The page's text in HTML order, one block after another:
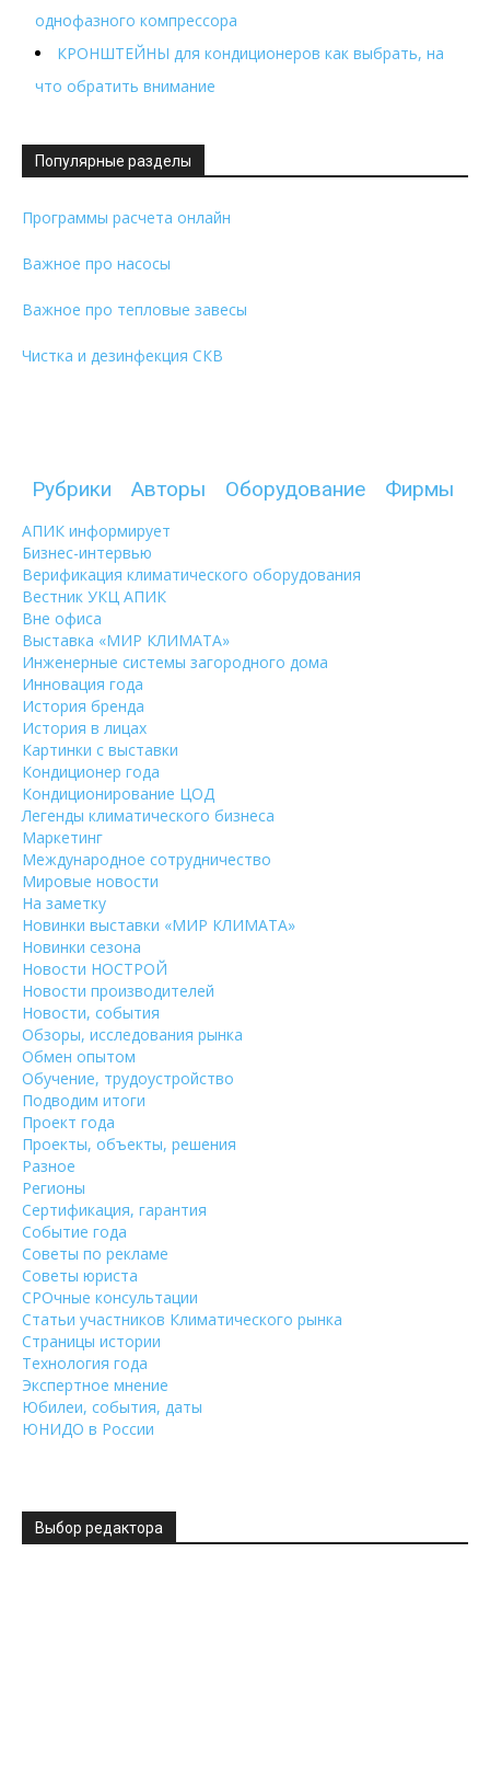
однофазного компрессора
КРОНШТЕЙНЫ для кондиционеров как выбрать, на
что обратить внимание
Популярные разделы
Программы расчета онлайн
Важное про насосы
Важное про тепловые завесы
Чистка и дезинфекция СКВ
Рубрики Авторы Оборудование Фирмы
АПИК информирует
Бизнес-интервью
Верификация климатического оборудования
Вестник УКЦ АПИК
Вне офиса
Выставка «МИР КЛИМАТА»
Инженерные системы загородного дома
Инновация года
История бренда
История в лицах
Картинки с выставки
Кондиционер года
Кондиционирование ЦОД
Легенды климатического бизнеса
Маркетинг
Международное сотрудничество
Мировые новости
На заметку
Новинки выставки «МИР КЛИМАТА»
Новинки сезона
Новости НОСТРОЙ
Новости производителей
Новости, события
Обзоры, исследования рынка
Обмен опытом
Обучение, трудоустройство
Подводим итоги
Проект года
Проекты, объекты, решения
Разное
Регионы
Сертификация, гарантия
Событие года
Советы по рекламе
Советы юриста
СРОчные консультации
Статьи участников Климатического рынка
Страницы истории
Технология года
Экспертное мнение
Юбилеи, события, даты
ЮНИДО в России
Выбор редактора